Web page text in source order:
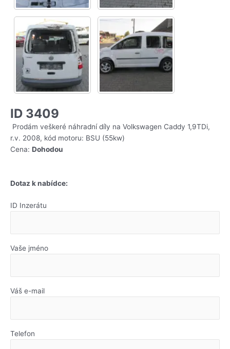
ID 3409
Prodám veškeré náhradní díly na Volkswagen Caddy 1,9TDi,
r.v. 2008, kód motoru: BSU (55kw)
Cena: Dohodou
Dotaz k nabídce:
ID Inzerátu
Vaše jméno
Váš e-mail
Telefon